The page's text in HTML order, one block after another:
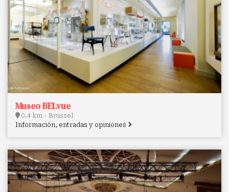
Museo BELvue
0.4 km - Brussel
Información, entradas y opiniones